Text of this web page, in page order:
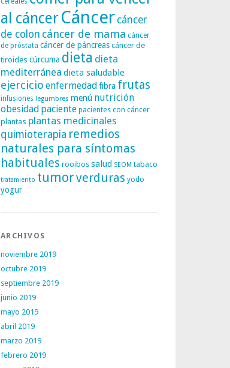
al cáncerCáncer cáncer
de colon cáncer de mama cáncer
de próstata cáncer de páncreascáncer de
tiroides cúrcuma dieta dieta
mediterránea dieta saludable
ejercicio enfermedadfibra frutas
infusiones legumbres menú nutrición
obesidad paciente pacientes con cáncer
plantas plantas medicinales
quimioterapia remedios
naturales para síntomas
habituales rooibos salud SEOM tabaco
tratamiento tumorverduras yodo
yogur
ARCHIVOS
noviembre 2019
octubre 2019
septiembre 2019
junio 2019
mayo 2019
abril 2019
marzo 2019
febrero 2019